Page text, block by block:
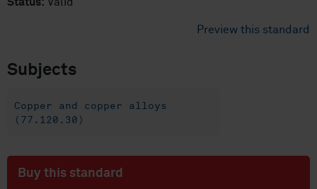
Preview this standard
Subjects
Copper and copper alloys
(77.120.30)
Buy this standard